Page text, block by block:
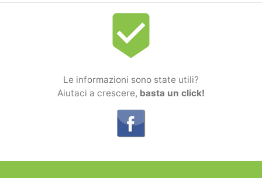
beenhere
Le informazioni sono state utili?
Aiutaci a crescere, basta un click!